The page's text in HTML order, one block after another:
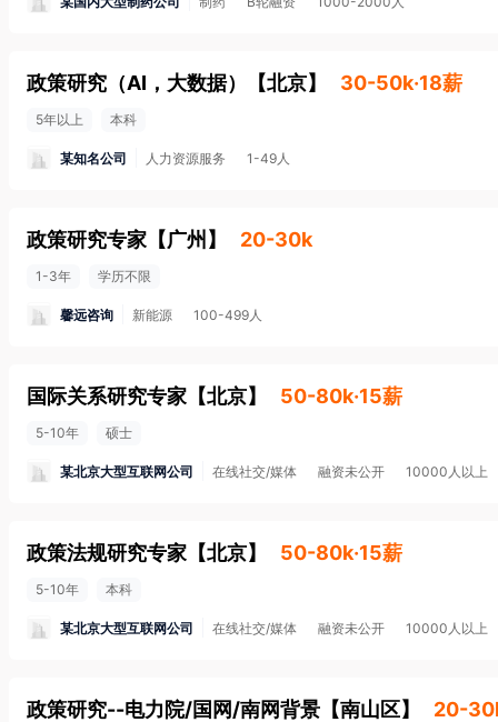
政策研究（AI，大数据） 【北京】 30-50k·18薪
5年以上 本科
某知名公司 人力资源服务 1-49人
政策研究专家 【广州 】 20-30k
1-3年 学历不限
馨远咨询 新能源 100-499人
国际关系研究专家 【北京】 50-80k·15薪
5-10年 硕士
某北京大型互联网公司 在线社交/媒体 融资未公开 10000人以上
政策法规研究专家 【北京】 50-80k·15薪
5-10年 本科
某北京大型互联网公司 在线社交/媒体 融资未公开 10000人以上
政策研究--电力院/国网/南网背景 【南山区】 20-